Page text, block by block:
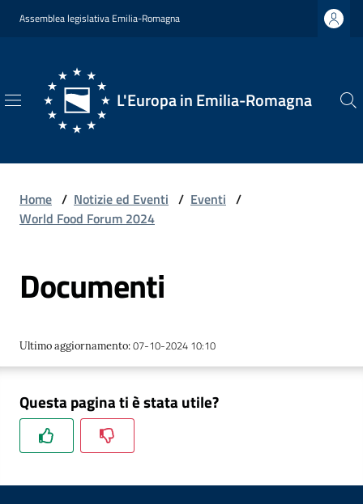
Vai al contenuto
Vai alla navigazione
Vai al footer
Assemblea legislativa Emilia-Romagna
L'Europa in Emilia-Romagna
L'Europa
Romagna
Chi
Siamo
Formazione
Notizie
Home / Notizie ed Eventi / Eventi /
World Food Forum 2024
Documenti
Ultimo aggiornamento:07-10-2024 10:10
Questa pagina ti è stata utile?